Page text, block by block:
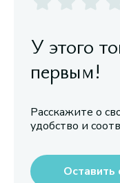
У этого
первым!
Расскажите о
удобство и
Оставить